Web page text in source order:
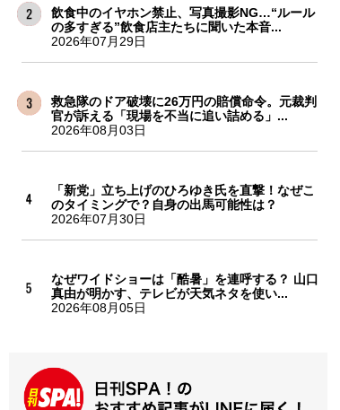
飲食中のイヤホン禁止、写真撮影NG…“ルール
の多すぎる”飲食店主たちに聞いた本音...
2026年07月29日
救急隊のドア破壊に26万円の賠償命令。元裁判
官が訴える「現場を不当に追い詰める」...
2026年08月03日
「新党」立ち上げのひろゆき氏を直撃！なぜこ
のタイミングで？自身の出馬可能性は？
2026年07月30日
なぜワイドショーは「酷暑」を連呼する？ 山口
真由が明かす、テレビが天気ネタを使い...
2026年08月05日